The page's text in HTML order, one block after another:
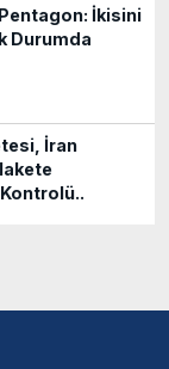
Pentagon: İkisini
Durumda
İran